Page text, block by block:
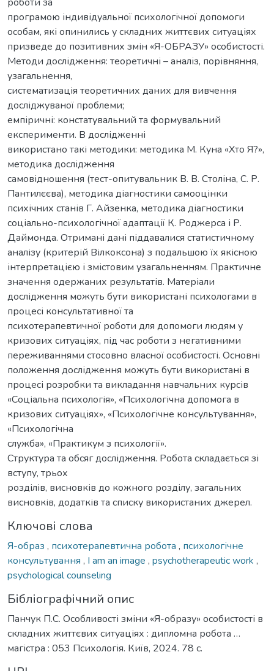
програмою індивідуальної психологічної допомоги
особам, які опинились у складних життєвих ситуаціях
призведе до позитивних змін «Я-ОБРАЗУ» особистості.
Методи дослідження: теоретичні – аналіз, порівняння,
узагальнення,
систематизація теоретичних даних для вивчення
досліджуваної проблеми;
емпіричні: констатувальний та формувальний
експерименти. В дослідженні
використано такі методики: методика М. Куна «Хто Я?»,
методика дослідження
самовідношення (тест-опитувальник В. В. Століна, С. Р.
Пантилєєва), методика діагностики самооцінки
психічних станів Г. Айзенка, методика діагностики
соціально-психологічної адаптації К. Роджерса і Р.
Даймонда. Отримані дані піддавалися статистичному
аналізу (критерій Вілкоксона) з подальшою їх якісною
інтерпретацією і змістовим узагальненням. Практичне
значення одержаних результатів. Матеріали
дослідження можуть бути використані психологами в
процесі консультативної та
психотерапевтичної роботи для допомоги людям у
кризових ситуаціях, під час роботи з негативними
переживаннями стосовно власної особистості. Основні
положення дослідження можуть бути використані в
процесі розробки та викладання навчальних курсів
«Соціальна психологія», «Психологічна допомога в
кризових ситуаціях», «Психологічне консультування»,
«Психологічна
служба», «Практикум з психології».
Структура та обсяг дослідження. Робота складається зі
вступу, трьох
розділів, висновків до кожного розділу, загальних
висновків, додатків та списку використаних джерел.
Ключові слова
Я-образ , психотерапевтична робота , психологічне
консультування , I am an image , psychotherapeutic work ,
psychological counseling
Бібліографічний опис
Панчук П.С. Особливості зміни «Я-образу» особистості в
складних життєвих ситуаціях : дипломна робота …
магістра : 053 Психологія. Київ, 2024. 78 с.